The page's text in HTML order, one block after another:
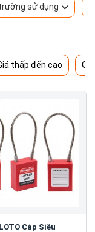
sử dụng
thấp đến cao
Cáp Siêu